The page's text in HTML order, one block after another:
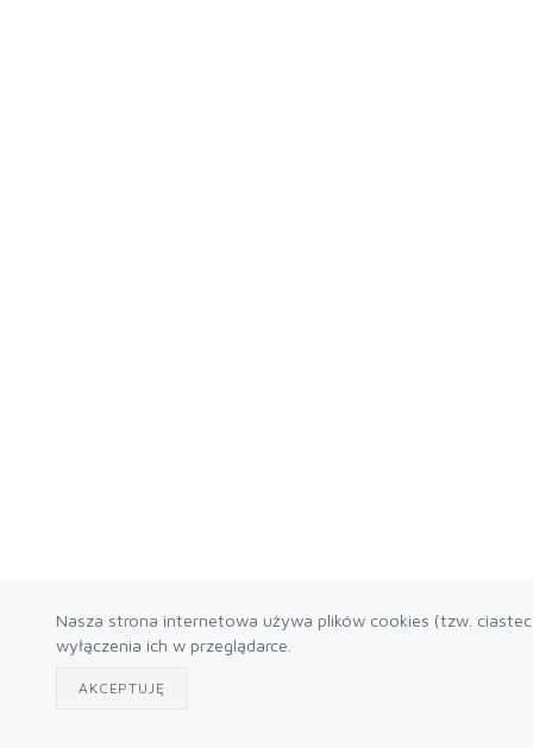
Nasza strona internetowa używa plików cookies (tzw.
wyłączenia ich w przeglądarce.
AKCEPTUJĘ